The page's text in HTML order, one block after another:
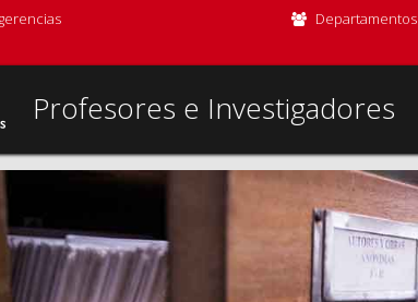
Departamentos
Profesores e Investigadores